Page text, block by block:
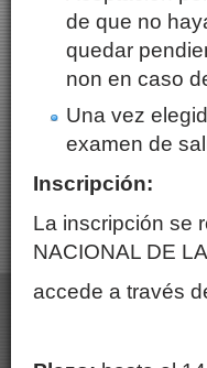
de que no
quedar
non en caso
Una vez
examen de
Inscripción:
La inscripción se
NACIONAL DE
accede a través